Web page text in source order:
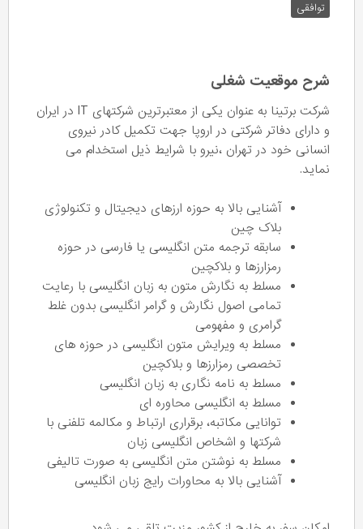
توافقی
شرح موقعیت شغلی
شرکت برتینا به عنوان یکی از معتبرترین شرکتهای IT در ایران
و دارای دفاتر شرکتی در اروپا جهت تکمیل کادر نیروی
انسانی خود در تهران ،نیرو با شرایط ذیل استخدام می
نماید.
آشنایی بالا به حوزه ارزهای دیجیتال و تکنولوژی
بلاک چین
سابقه ترجمه متن انگلیسی یا فارسی در حوزه
رمزارزها و بلاکچین
مسلط به نگارش متون به زبان انگلیسی با رعایت
تمامی اصول نگارش و گرامر انگلیسی بدون غلط
گرامری و مفهومی
مسلط به ویرایش متون انگلیسی در حوزه های
تخصصی رمزارزها و بلاکچین
مسلط به نامه نگاری به زبان انگلیسی
مسلط به انگلیسی محاوره ای
توانایی مکاتبه، برقراری ارتباط و مکالمه تلفنی با
شرکتها و اشخاص انگلیسی زبان
مسلط به نوشتن متن انگلیسی به صورت تالیفی
آشنایی بالا به محاورات رایج زبان انگلیسی